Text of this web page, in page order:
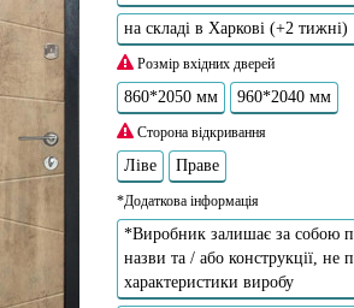
на складі в Харкові (+2 тижні)
Розмір вхідних дверей
860*2050 мм 960*2040 мм
Сторона відкривання
Ліве Праве
*Додаткова інформація
*Виробник залишає за собою
назви та / або конструкції, не
характеристики виробу